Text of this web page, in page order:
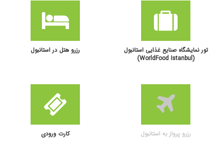
تور نمایشگاه صنایع غذایی استانبول
(WorldFood Istanbul)
رزرو هتل در استانبول
رزرو پرواز به استانبول کارت ورودی